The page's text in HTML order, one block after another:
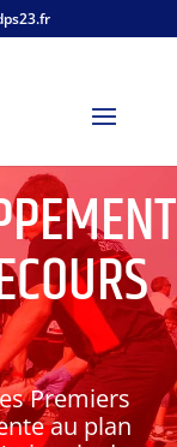
Premiers
au plan